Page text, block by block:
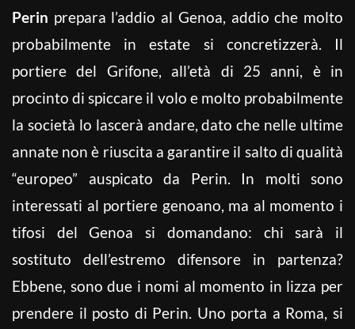
Perin prepara l’addio al Genoa, addio che molto
probabilmente in estate si concretizzerà. Il
portiere del Grifone, all’età di 25 anni, è in
procinto di spiccare il volo e molto probabilmente
la società lo lascerà andare, dato che nelle ultime
annate non è riuscita a garantire il salto di qualità
“europeo” auspicato da Perin. In molti sono
interessati al portiere genoano, ma al momento i
tifosi del Genoa si domandano: chi sarà il
sostituto dell’estremo difensore in partenza?
Ebbene, sono due i nomi al momento in lizza per
prendere il posto di Perin. Uno porta a Roma, si